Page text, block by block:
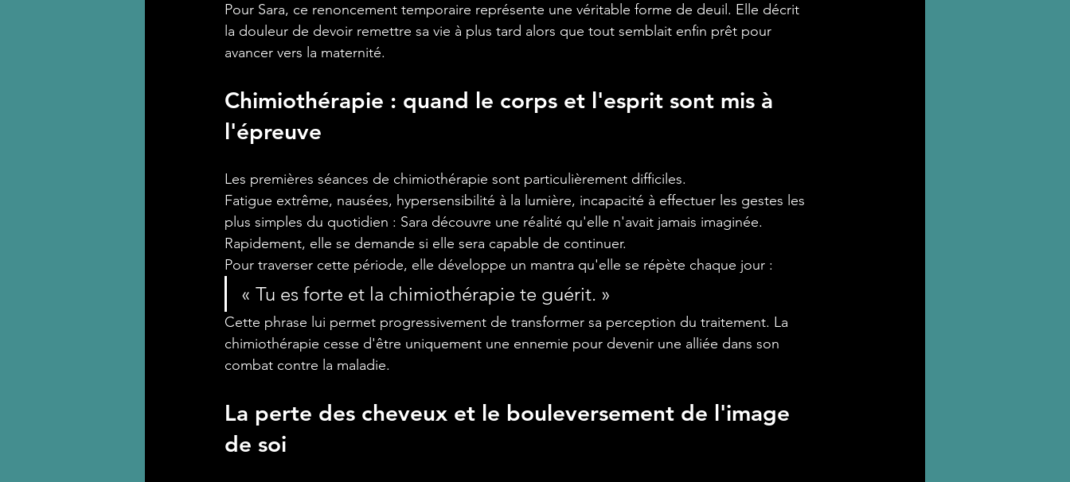
Pour Sara, ce renoncement temporaire représente une véritable forme de deuil. Elle décrit
la douleur de devoir remettre sa vie à plus tard alors que tout semblait enfin prêt pour
avancer vers la maternité.
Chimiothérapie : quand le corps et l'esprit sont mis à
l'épreuve
Les premières séances de chimiothérapie sont particulièrement difficiles.
Fatigue extrême, nausées, hypersensibilité à la lumière, incapacité à effectuer les gestes les
plus simples du quotidien : Sara découvre une réalité qu'elle n'avait jamais imaginée.
Rapidement, elle se demande si elle sera capable de continuer.
Pour traverser cette période, elle développe un mantra qu'elle se répète chaque jour :
« Tu es forte et la chimiothérapie te guérit. »
Cette phrase lui permet progressivement de transformer sa perception du traitement. La
chimiothérapie cesse d'être uniquement une ennemie pour devenir une alliée dans son
combat contre la maladie.
La perte des cheveux et le bouleversement de l'image
de soi